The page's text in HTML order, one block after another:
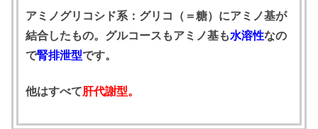
アミノグリコシド系：グリコ（＝糖）にアミノ基が
結合したもの。グルコースもアミノ基も水溶性なの
で腎排泄型です。
他はすべて肝代謝型。